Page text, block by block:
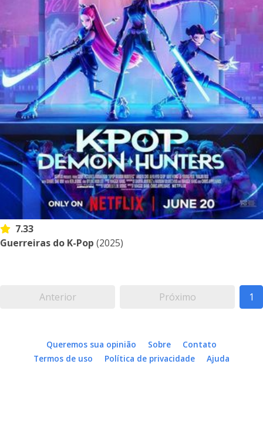
7.33
Guerreiras do K-Pop (2025)
Anterior Próximo 1
Queremos sua opinião Sobre
Contato
Termos de uso
Política de privacidade Ajuda